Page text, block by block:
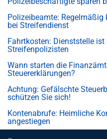
Polizeibeamte:
bei Streifendienst
Fahrtkosten: Dienststelle
Streifenpolizisten
Wann starten die
Steuererklärungen?
Achtung: Gefälschte
schützen Sie sich!
Kontenabrufe: Heimliche
angestiegen